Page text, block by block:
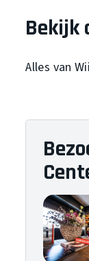
Bekijk
Alles van